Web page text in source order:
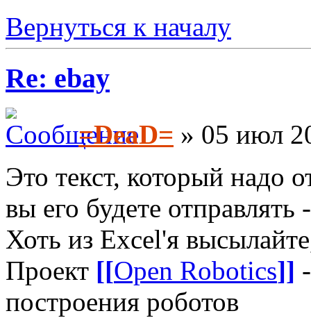
Вернуться к началу
Re: ebay
=DeaD= » 05 июл
Это текст, который надо
вы его будете
Хоть из Excel'я
Проект [[Open Robotics]]
построения роботов